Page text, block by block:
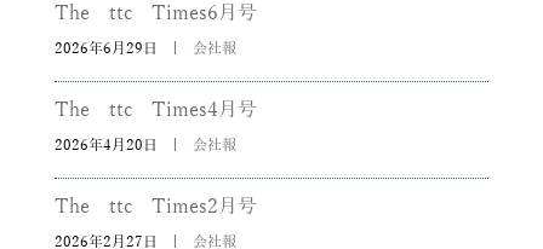
The ttc Times6月号
2026年6月29日 会社報
The ttc Times4月号
2026年4月20日 会社報
The ttc Times2月号
2026年2月27日 会社報